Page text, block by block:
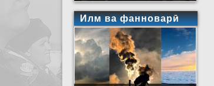
Илм ва фанноварӣ